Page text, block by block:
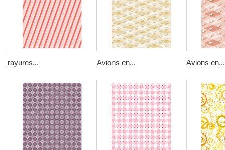
rayures... Avions en... Avions en...